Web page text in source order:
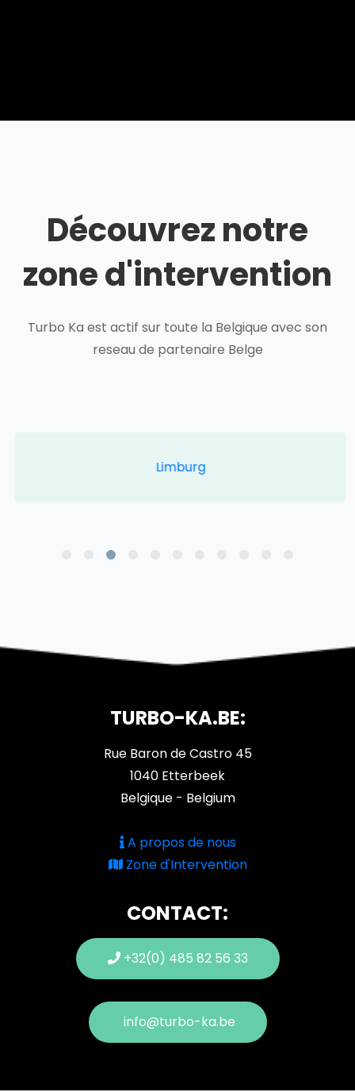
Découvrez notre
zone d'intervention
Turbo Ka est actif sur toute la Belgique avec son
reseau de partenaire Belge
Limburg
TURBO-KA.BE:
Rue Baron de Castro 45
1040 Etterbeek
Belgique - Belgium
A propos de nous
Zone d'Intervention
CONTACT:
+32(0) 485 82 56 33
info@turbo-ka.be